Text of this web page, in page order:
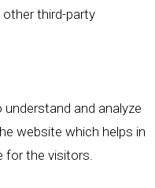
third-party
and analyze
website which helps in
for the visitors.